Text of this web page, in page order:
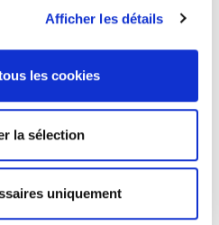
Afficher les détails
les cookies
la sélection
uniquement
À NOS